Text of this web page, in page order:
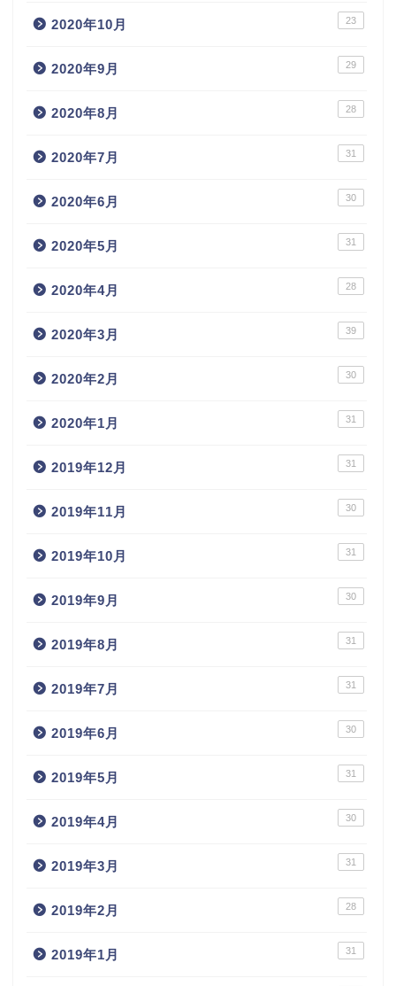
2020年10月 23
2020年9月 29
2020年8月 28
2020年7月 31
2020年6月 30
2020年5月 31
2020年4月 28
2020年3月 39
2020年2月 30
2020年1月 31
2019年12月 31
2019年11月 30
2019年10月 31
2019年9月 30
2019年8月 31
2019年7月 31
2019年6月 30
2019年5月 31
2019年4月 30
2019年3月 31
2019年2月 28
2019年1月 31